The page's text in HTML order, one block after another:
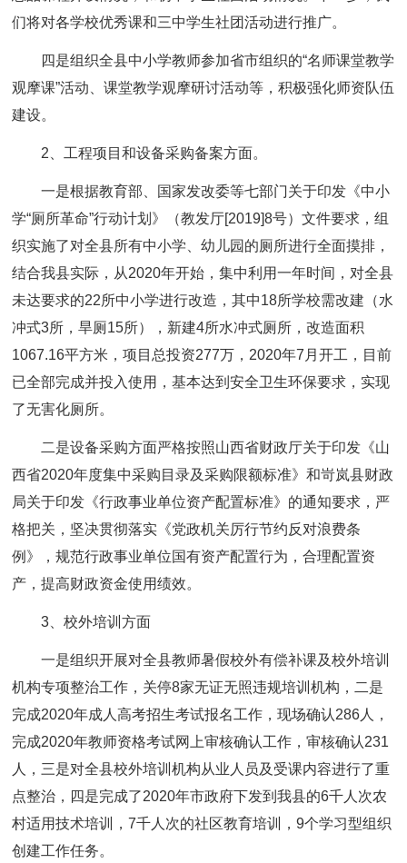
们将对各学校优秀课和三中学生社团活动进行推广。
四是组织全县中小学教师参加省市组织的“名师课堂教学
观摩课”活动、课堂教学观摩研讨活动等，积极强化师资队伍
建设。
2、工程项目和设备采购备案方面。
一是根据教育部、国家发改委等七部门关于印发《中小
学“厕所革命”行动计划》（教发厅[2019]8号）文件要求，组
织实施了对全县所有中小学、幼儿园的厕所进行全面摸排，
结合我县实际，从2020年开始，集中利用一年时间，对全县
未达要求的22所中小学进行改造，其中18所学校需改建（水
冲式3所，旱厕15所），新建4所水冲式厕所，改造面积
1067.16平方米，项目总投资277万，2020年7月开工，目前
已全部完成并投入使用，基本达到安全卫生环保要求，实现
了无害化厕所。
二是设备采购方面严格按照山西省财政厅关于印发《山
西省2020年度集中采购目录及采购限额标准》和岢岚县财政
局关于印发《行政事业单位资产配置标准》的通知要求，严
格把关，坚决贯彻落实《党政机关厉行节约反对浪费条
例》，规范行政事业单位国有资产配置行为，合理配置资
产，提高财政资金使用绩效。
3、校外培训方面
一是组织开展对全县教师暑假校外有偿补课及校外培训
机构专项整治工作，关停8家无证无照违规培训机构，二是
完成2020年成人高考招生考试报名工作，现场确认286人，
完成2020年教师资格考试网上审核确认工作，审核确认231
人，三是对全县校外培训机构从业人员及受课内容进行了重
点整治，四是完成了2020年市政府下发到我县的6千人次农
村适用技术培训，7千人次的社区教育培训，9个学习型组织
创建工作任务。